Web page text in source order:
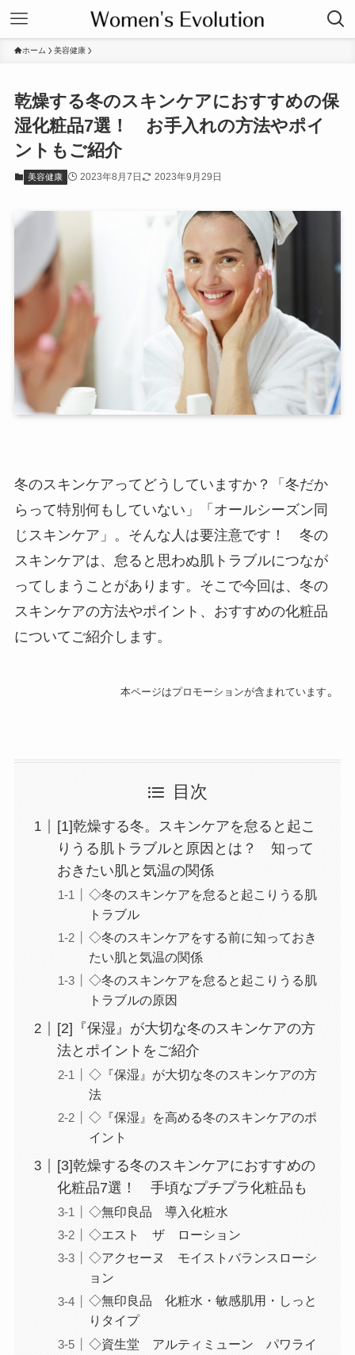
ホーム 美容健康
乾燥する冬のスキンケアにおすすめの保
湿化粧品7選！ お手入れの方法やポイ
ントもご紹介
美容健康 2023年8月7日 2023年9月29日
冬のスキンケアってどうしていますか？「冬だか
らって特別何もしていない」「オールシーズン同
じスキンケア」。そんな人は要注意です！ 冬の
スキンケアは、怠ると思わぬ肌トラブルにつなが
ってしまうことがあります。そこで今回は、冬の
スキンケアの方法やポイント、おすすめの化粧品
についてご紹介します。
本ページはプロモーションが含まれています 。
目次
[1]乾燥する冬。スキンケアを怠ると起こ
りうる肌トラブルと原因とは？ 知って
おきたい肌と気温の関係
◇冬のスキンケアを怠ると起こりうる肌
トラブル
◇冬のスキンケアをする前に知っておき
たい肌と気温の関係
◇冬のスキンケアを怠ると起こりうる肌
トラブルの原因
[2]『保湿』が大切な冬のスキンケアの方
法とポイントをご紹介
◇『保湿』が大切な冬のスキンケアの方
法
◇『保湿』を高める冬のスキンケアのポ
イント
[3]乾燥する冬のスキンケアにおすすめの
化粧品7選！ 手頃なプチプラ化粧品も
◇無印良品 導入化粧水
◇エスト ザ ローション
◇アクセーヌ モイストバランスローシ
ョン
◇無印良品 化粧水・敏感肌用・しっと
りタイプ
◇資生堂 アルティミューン パワライ